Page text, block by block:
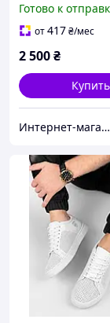
Готово к
от417₴/мес
2 500₴
Купить
Интернет-магазин «Step Master»